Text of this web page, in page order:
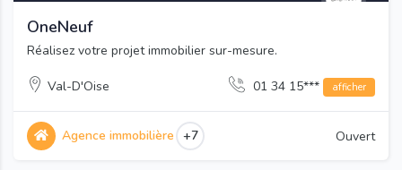
OneNeuf
Réalisez votre projet immobilier sur-mesure.
Val-D'Oise 01 34 15*** afficher
Agence immobilière +7 Ouvert